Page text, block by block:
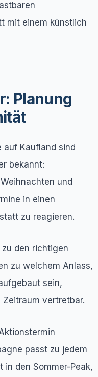
mit einem künstlich
Planung
auf Kaufland sind
bekannt:
und
in einen
zu reagieren.
den richtigen
zu welchem Anlass,
sein,
vertretbar.
passt zu jedem
in den Sommer-Peak,